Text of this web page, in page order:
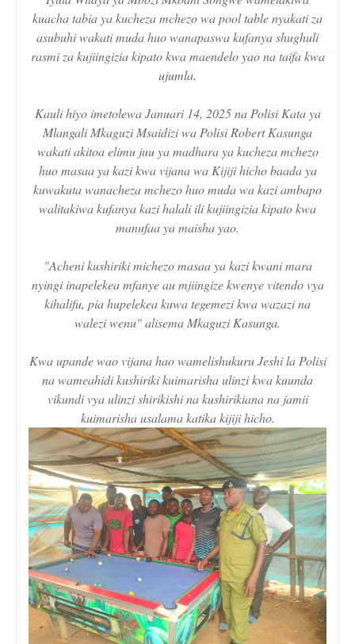
kuacha tabia ya kucheza mchezo wa pool table nyakati za
asubuhi wakati muda huo wanapaswa kufanya shughuli
rasmi za kujiingizia kipato kwa maendelo yao na taifa kwa
ujumla.
Kauli hiyo imetolewa Januari 14, 2025 na Polisi Kata ya
Mlangali Mkaguzi Msaidizi wa Polisi Robert Kasunga
wakati akitoa elimu juu ya madhara ya kucheza mchezo
huo masaa ya kazi kwa vijana wa Kijiji hicho baada ya
kuwakuta wanacheza mchezo huo muda wa kazi ambapo
walitakiwa kufanya kazi halali ili kujiingizia kipato kwa
manufaa ya maisha yao.
"Acheni kushiriki michezo masaa ya kazi kwani mara
nyingi inapelekea mfanye au mjiingize kwenye vitendo vya
kihalifu, pia hupelekea kuwa tegemezi kwa wazazi na
walezi wenu" alisema Mkaguzi Kasunga.
Kwa upande wao vijana hao wamelishukuru Jeshi la Polisi
na wameahidi kushiriki kuimarisha ulinzi kwa kuunda
vikundi vya ulinzi shirikishi na kushirikiana na jamii
kuimarisha usalama katika kijiji hicho.